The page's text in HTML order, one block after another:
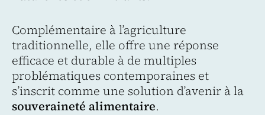
Complémentaire à l’agriculture
traditionnelle, elle offre une réponse
efficace et durable à de multiples
problématiques contemporaines et
s’inscrit comme une solution d’avenir à la
souveraineté alimentaire.